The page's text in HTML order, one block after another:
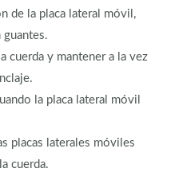
de la placa lateral móvil,
cuerda y mantener a la vez
la placa lateral móvil
placas laterales móviles
cuerda.